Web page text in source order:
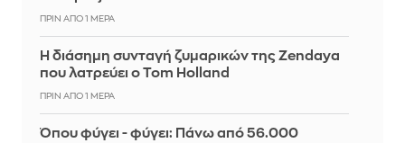
ΠΡΙΝ ΑΠΌ 1 ΜΈΡΑ
Η διάσημη συνταγή ζυμαρικών της Zendaya
που λατρεύει ο Tom Holland
ΠΡΙΝ ΑΠΌ 1 ΜΈΡΑ
Όπου φύγει - φύγει: Πάνω από 56.000